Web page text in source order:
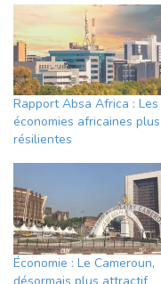
Rapport Absa Africa : Les
économies africaines plus
résilientes
Économie : Le Cameroun,